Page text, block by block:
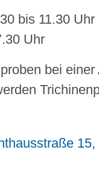
bis 11.30 Uhr
Uhr
bei